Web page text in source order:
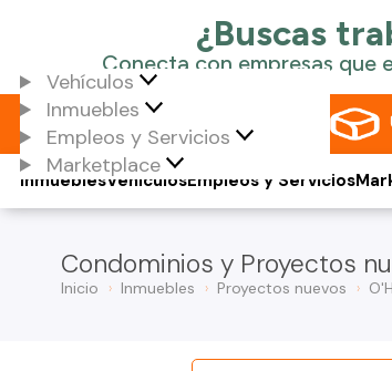
Vehículos
Inmuebles
Empleos y Servicios
Marketplace
Vehículos
Inmuebles Empleos y Servicios
Condominios y Proyectos
Inicio Inmuebles Proyectos nuevos